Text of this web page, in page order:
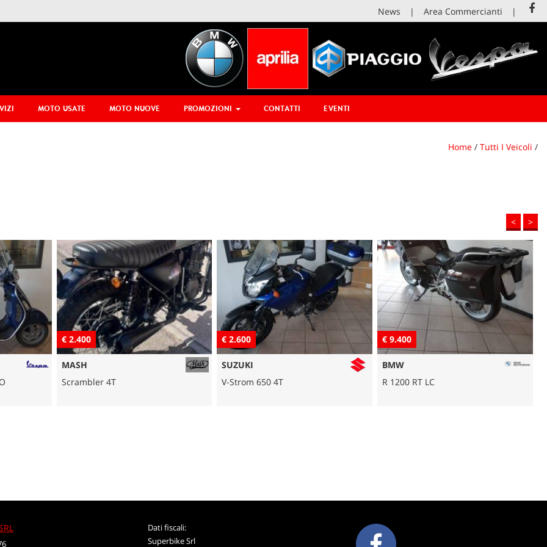
News Area Commercianti
MOTO USATE MOTO NUOVE PROMOZIONI CONTATTI EVENTI
Home / Tutti I Veicoli /
< >
€ 2.600
SUZUKI
V-Strom 650 4T
€ 9.400
BMW
R 1200 RT LC
€ 17.100
BMW
R 1250 GS Adventure hp
Dati fiscali:
Superbike Srl